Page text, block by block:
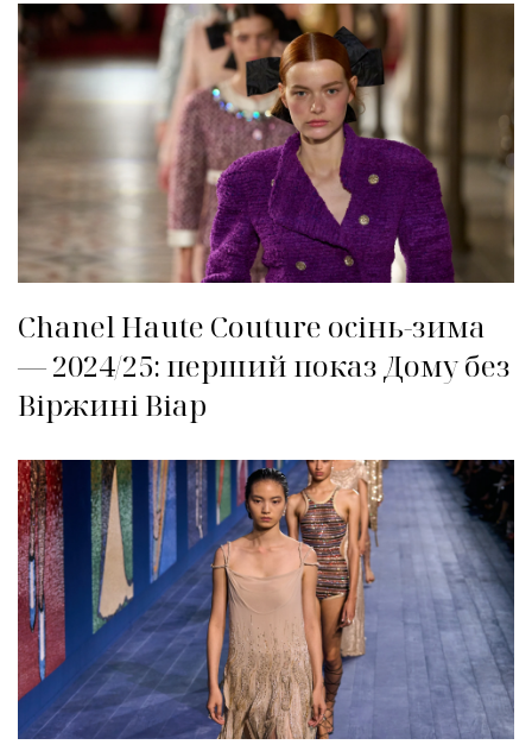
Chanel Haute Couture осінь-зима
— 2024/25: перший показ Дому без
Віржині Віар